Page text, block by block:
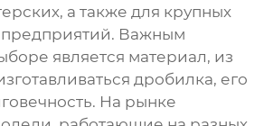
а также для крупных
Важным
является материал, из
дробилка, его
На рынке